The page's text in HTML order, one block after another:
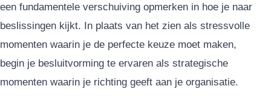
een fundamentele verschuiving opmerken in hoe je naar
beslissingen kijkt. In plaats van het zien als stressvolle
momenten waarin je de perfecte keuze moet maken,
begin je besluitvorming te ervaren als strategische
momenten waarin je richting geeft aan je organisatie.